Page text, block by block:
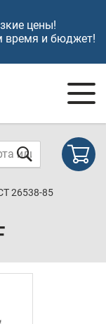
цены!
время и бюджет!
26538-85